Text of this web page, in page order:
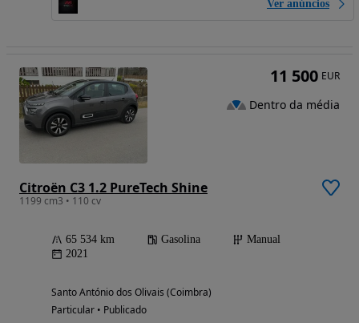
Ver anúncios
Citroën C3 1.2 PureTech Shine
1199 cm3 • 110 cv
65 534 km Gasolina
Manual
2021
Santo António dos Olivais (Coimbra)
Particular • Publicado
11 500 EUR
Dentro da média